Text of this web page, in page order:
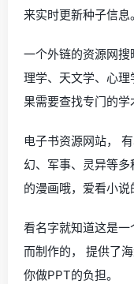
来实时更新种子信息。
一个外链的资源网
理学、天文学、心
果需要查找专门的学
电子书资源网站，
幻、军事、灵异等
的漫画哦，爱看小说
看名字就知道这是
而制作的， 提供了
你做PPT的负担。